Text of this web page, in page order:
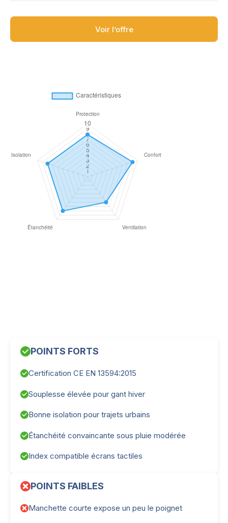
Voir l’offre
POINTS FORTS
Certification CE EN 13594:2015
Souplesse élevée pour gant hiver
Bonne isolation pour trajets urbains
Étanchéité convaincante sous pluie modérée
Index compatible écrans tactiles
POINTS FAIBLES
Manchette courte expose un peu le poignet